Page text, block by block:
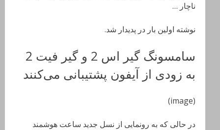
ناچار …
نوشته اولین بار در پدیدار شد.
سامسونگ گیر اس 2 و گیر فیت 2
به زودی از آیفون پشتیبانی می‌کنند
(image)
در حالی که به رونمایی از نسل جدید ساعت هوشمند